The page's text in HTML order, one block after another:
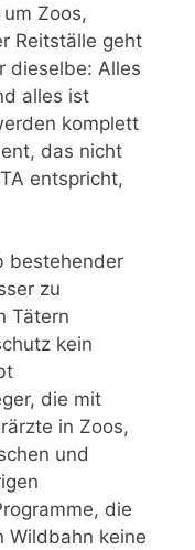
Zoos,
Reitställe geht
dieselbe: Alles
alles ist
komplett
das nicht
entspricht,
bestehender
zu
Tätern
kein
die mit
in Zoos,
und
die
Wildbahn keine